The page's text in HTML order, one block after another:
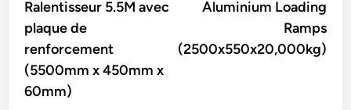
de
l’article
article:
Ralentisseur 5.5M avec
plaque de
renforcement
(5500mm x 450mm x
60mm)
Aluminium Loading
Ramps
(2500x550x20,000kg)